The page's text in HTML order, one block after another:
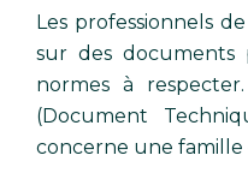
Les professionnels
sur des documents
normes à
(Document
concerne une famille